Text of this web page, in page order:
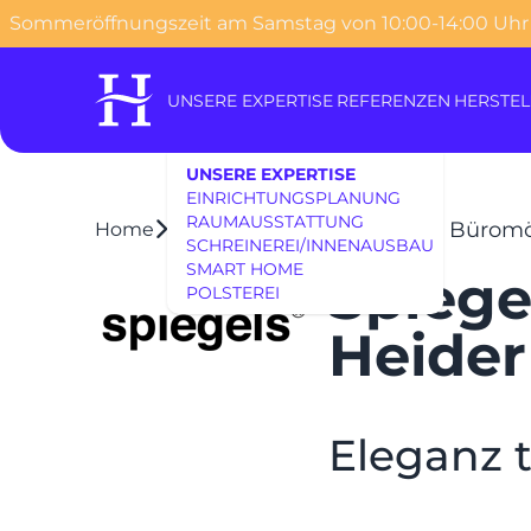
content
Sommeröffnungszeit am Samstag von 10:00-14:00 Uhr
UNSERE EXPERTISE
UNSERE EXPERTISE
EINRICHTUNGSPLANUNG
RAUMAUSSTATTUNG
SCHREINEREI/INNENAUSBAU
SMART HOME
POLSTEREI
REFERENZEN
Home Brands Spiegels Exklusive
Eleganz